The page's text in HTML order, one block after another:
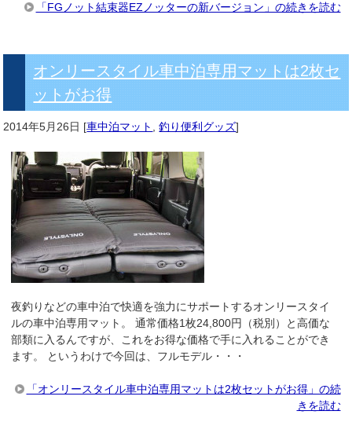
「FGノット結束器EZノッターの新バージョン」の続きを読む
オンリースタイル車中泊専用マットは2枚セ
ットがお得
2014年5月26日 [車中泊マット ,釣り便利グッズ]
夜釣りなどの車中泊で快適を強力にサポートするオンリースタイ
ルの車中泊専用マット。 通常価格1枚24,800円（税別）と高価な
部類に入るんですが、これをお得な価格で手に入れることができ
ます。 というわけで今回は、フルモデル・・・
「オンリースタイル車中泊専用マットは2枚セットがお得」の続
きを読む